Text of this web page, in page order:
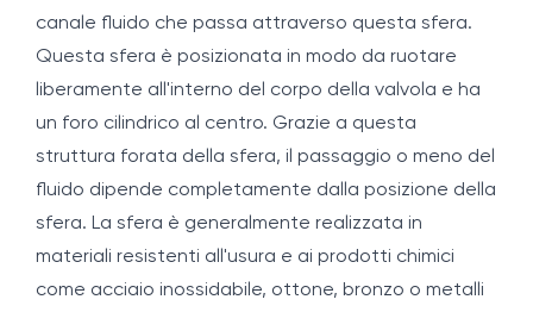
canale fluido che passa attraverso questa sfera.
Questa sfera è posizionata in modo da ruotare
liberamente all'interno del corpo della valvola e ha
un foro cilindrico al centro. Grazie a questa
struttura forata della sfera, il passaggio o meno del
fluido dipende completamente dalla posizione della
sfera. La sfera è generalmente realizzata in
materiali resistenti all'usura e ai prodotti chimici
come acciaio inossidabile, ottone, bronzo o metalli